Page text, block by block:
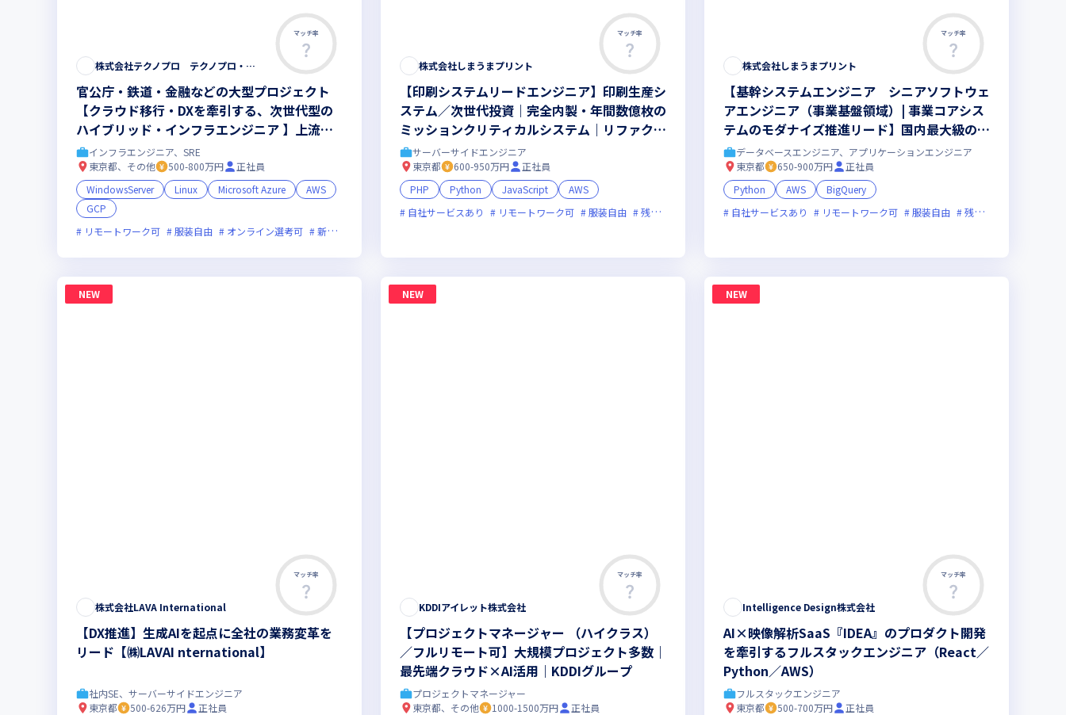
マッチ率
株式会社テクノプロ テクノプロ・エンジニアリング社
官公庁・鉄道・金融などの大型プロジェクト
【クラウド移行・DXを牽引する、次世代型の
ハイブリッド・インフラエンジニア 】上流工
程やリーダーへのステップアップを応援
インフラエンジニア、SRE
東京都、その他
500-800万円
正社員
WindowsServer
Linux Microsoft Azure
AWS
GCP
リモートワーク可
服装自由 オンライン選考可 新技術に積極的
マッチ率
株式会社しまうまプリント
【印刷システムリードエンジニア】印刷生産シ
ステム／次世代投資｜完全内製・年間数億枚の
ミッションクリティカルシステム｜リファクタ
＆刷新の比重をさらに拡大｜ハイブリッド勤務
(週2出社)
サーバーサイドエンジニア
東京都
600-950万円
正社員
PHP
Python JavaScript
AWS
自社サービスあり
リモートワーク可 服装自由 残業月20時間未満 裁量労働制あり
マッチ率
株式会社しまうまプリント
【基幹システムエンジニア シニアソフトウェ
アエンジニア（事業基盤領域）| 事業コアシス
テムのモダナイズ推進リード】国内最大級のプ
リントECを支える基幹システム｜会計・デー
タ基盤・大規模データ管理｜ペタバイト級デー
タ｜基幹SaaS接続｜部課長層と協働して推進
｜ハイブリッド勤務(週1出社)
データベースエンジニア、アプリケーションエンジニア
東京都
650-900万円
正社員
Python
AWS
BigQuery
自社サービスあり
リモートワーク可 服装自由 残業月20時間未満
NEW
マッチ率
株式会社LAVA International
【DX推進】生成AIを起点に全社の業務変革を
リード【㈱LAVAI nternational】
社内SE、サーバーサイドエンジニア
東京都
500-626万円
正社員
NEW
マッチ率
KDDIアイレット株式会社
【プロジェクトマネージャー （ハイクラス）
／フルリモート可】大規模プロジェクト多数｜
最先端クラウド×AI活用｜KDDIグループ
プロジェクトマネージャー
東京都、その他
1000-1500万円
正社員
NEW
マッチ率
Intelligence Design株式会社
AI×映像解析SaaS『IDEA』のプロダクト開発
を牽引するフルスタックエンジニア（React／
Python／AWS）
フルスタックエンジニア
東京都
500-700万円
正社員